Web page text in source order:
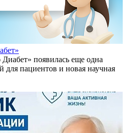
появилась еще одна
пациентов и новая научная